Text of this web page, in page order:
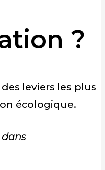
?
leviers les plus
écologique.